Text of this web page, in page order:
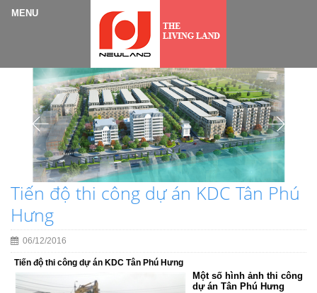
Tiến độ thi công dự án KDC Tân Phú
Hưng
06/12/2016
Tiến độ thi công dự án KDC Tân Phú Hưng
Một số hình ảnh thi công
dự án Tân Phú Hưng